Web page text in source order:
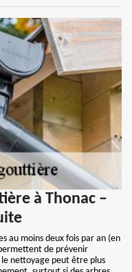
à Thonac –
au moins deux fois par an (en
de prévenir
nettoyage peut être plus